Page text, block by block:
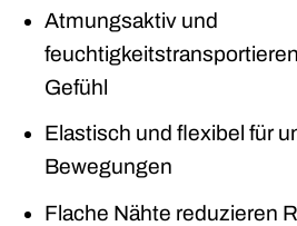
Atmungsaktiv und
Gefühl
Elastisch und flexibel für
Bewegungen
Flache Nähte reduzieren